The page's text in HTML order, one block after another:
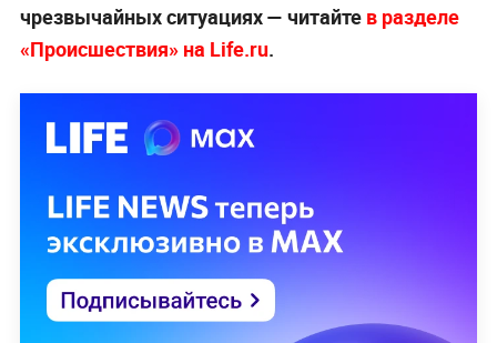
чрезвычайных ситуациях — читайте в разделе
«Происшествия» на Life.ru.